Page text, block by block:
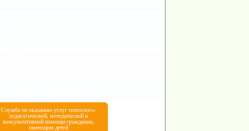
Служба по оказанию услуг психолого-
педагогической, методической и
консультативной помощи гражданам,
имеющим детей